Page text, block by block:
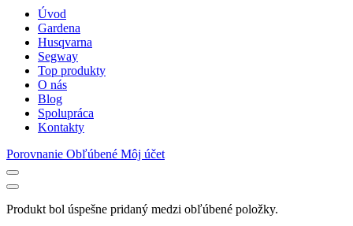
Úvod
Gardena
Husqvarna
Segway
Top produkty
O nás
Blog
Spolupráca
Kontakty
Porovnanie Obľúbené Môj účet
Produkt bol úspešne pridaný medzi obľúbené položky.